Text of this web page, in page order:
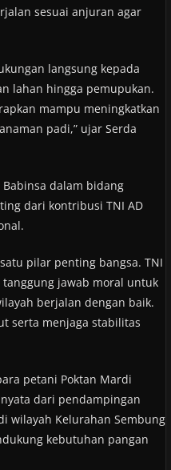
sesuai anjuran agar
langsung kepada
lahan hingga pemupukan.
mampu meningkatkan
padi,” ujar Serda
dalam bidang
dari kontribusi TNI AD
pilar penting bangsa. TNI
jawab moral untuk
berjalan dengan baik.
serta menjaga stabilitas
petani Poktan Mardi
dari pendampingan
wilayah Kelurahan Sembung
kebutuhan pangan